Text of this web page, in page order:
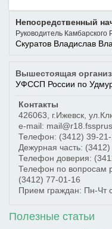
Непосредственный
Руководитель
Скуратов Владислав
Вышестоящая
УФССП России по
Контакты
426063
г.Ижевск
e-mail:
Телефон: (3412) 39-21-
Дежурная часть: (3412)
Телефон доверия:
Телефон по вопросам
(3412) 77-01-16
Прием граждан: Пн-Чт
Полезные статьи